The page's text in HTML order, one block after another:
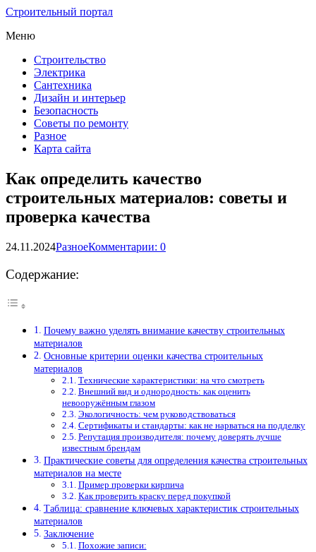
Строительный портал
Меню
Строительство
Электрика
Сантехника
Дизайн и интерьер
Безопасность
Советы по ремонту
Разное
Карта сайта
Как определить качество
строительных материалов: советы и
проверка качества
24.11.2024РазноеКомментарии: 0
Содержание:
Почему важно уделять внимание качеству строительных
материалов
Основные критерии оценки качества строительных
материалов
Технические характеристики: на что смотреть
Внешний вид и однородность: как оценить
невооружённым глазом
Экологичность: чем руководствоваться
Сертификаты и стандарты: как не нарваться на подделку
Репутация производителя: почему доверять лучше
известным брендам
Практические советы для определения качества строительных
материалов на месте
Пример проверки кирпича
Как проверить краску перед покупкой
Таблица: сравнение ключевых характеристик строительных
материалов
Заключение
Похожие записи: